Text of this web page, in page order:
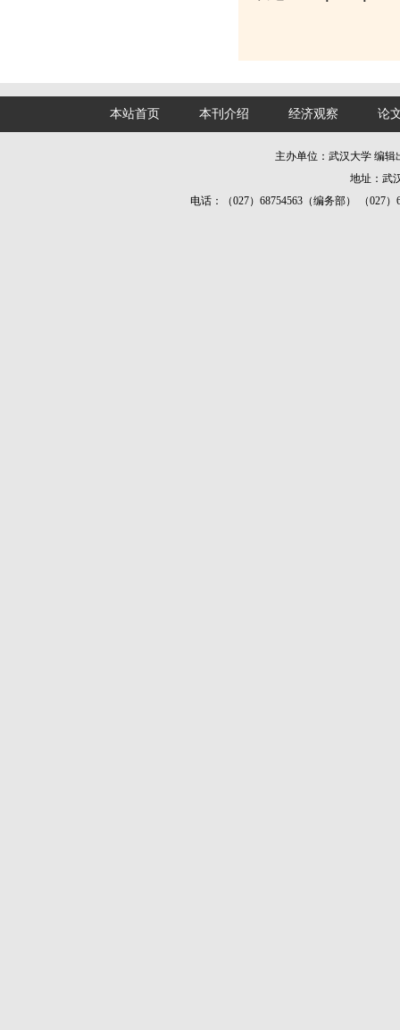
本站首页 本刊介绍 经济观察 论
主办单位：武汉大学 编
地址：武
电话：（027）68754563（编务部） （027